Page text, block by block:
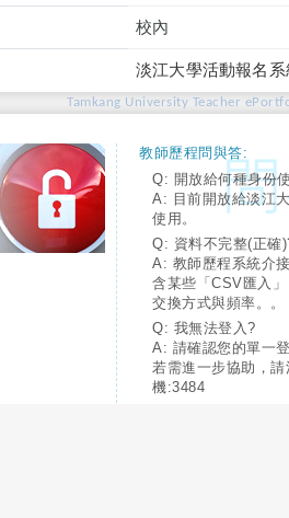
校內
淡江大學活動報名
Tamkang University Teacher
教師歷程問與答:
Q: 開放給何種身份
A: 目前開放給淡江
使用。
Q: 資料不完整(正確
A: 教師歷程系統介
含某些「CSV匯入
交換方式與頻率。。
Q: 我無法登入?
A: 請確認您的單一
若需進一步協助，
機:3484